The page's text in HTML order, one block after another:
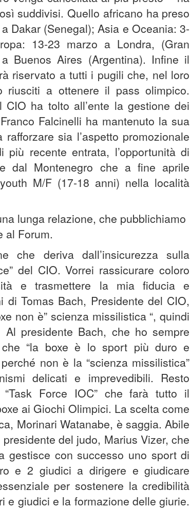
suddivisi. Quello africano ha preso
Dakar (Senegal); Asia e Oceania: 3-
13-23 marzo a Londra, (Gran
Buenos Aires (Argentina). Infine il
riservato a tutti i pugili che, nel loro
riusciti a ottenere il pass olimpico.
ha tolto all’ente la gestione dei
Falcinelli ha mantenuto la sua
sia l’aspetto promozionale
recente entrata, l’opportunità di
dal Montenegro che a fine aprile
M/F (17-18 anni) nella località
lunga relazione, che pubblichiamo
al Forum.
che deriva dall’insicurezza sulla
del CIO. Vorrei rassicurare coloro
e trasmettere la mia fiducia e
Tomas Bach, Presidente del CIO,
non è” scienza missilistica “, quindi
presidente Bach, che ho sempre
“la boxe è lo sport più duro e
non è la “scienza missilistica”
delicati e imprevedibili. Resto
Force IOC” che farà tutto il
ai Giochi Olimpici. La scelta come
Morinari Watanabe, è saggia. Abile
del judo, Marius Vizer, che
gestisce con successo uno sport di
e 2 giudici a dirigere e giudicare
per sostenere la credibilità
e giudici e la formazione delle giurie.